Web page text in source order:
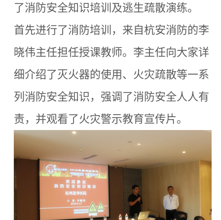
了消防安全知识培训及逃生疏散演练。
首先进行了消防培训，来自杭安消防的李
晓伟主任担任授课教师。李主任向大家详
细介绍了灭火器的使用、火灾疏散等一系
列消防安全知识，强调了消防安全人人有
责，并观看了火灾警示教育宣传片。